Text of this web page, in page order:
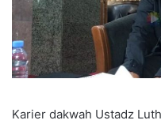
Karier dakwah Ustadz